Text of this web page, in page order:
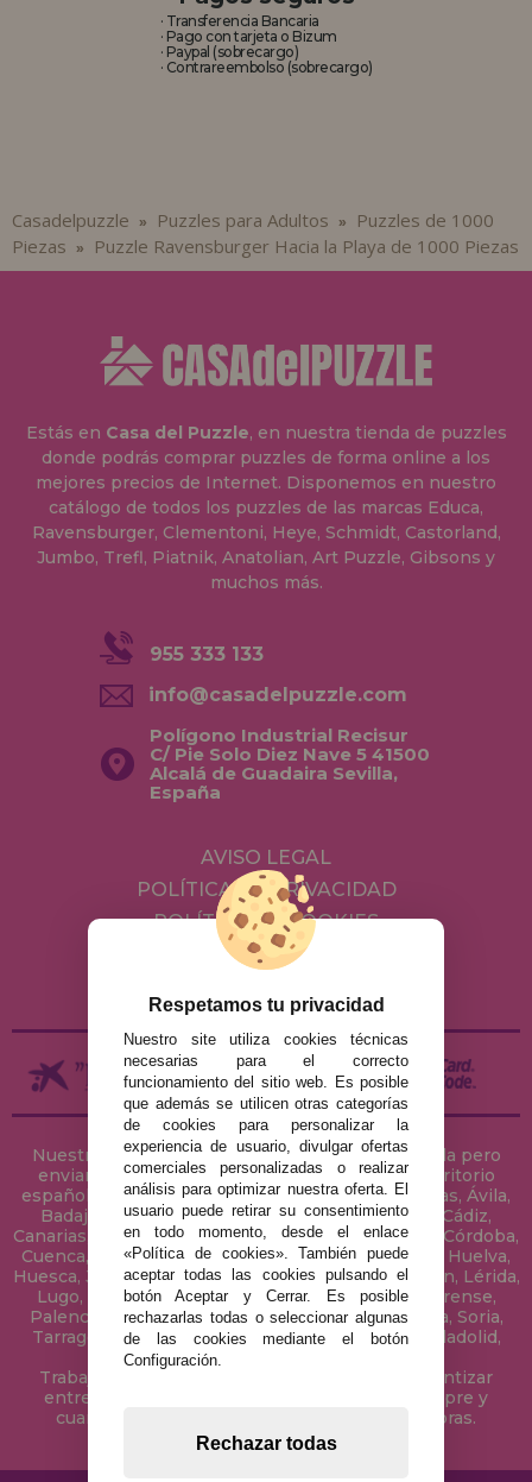
· Transferencia Bancaria
· Pago con tarjeta o Bizum
· Paypal (sobrecargo)
· Contrareembolso (sobrecargo)
Casadelpuzzle » Puzzles para Adultos »
Puzzles de 1000
Piezas » Puzzle Ravensburger Hacia la Playa de 1000 Piezas
Estás en Casa del Puzzle, en nuestra tienda de puzzles
donde podrás comprar puzzles de forma online a los
mejores precios de Internet. Disponemos en nuestro
catálogo de todos los puzzles de las marcas Educa,
Ravensburger, Clementoni, Heye, Schmidt, Castorland,
Jumbo, Trefl, Piatnik, Anatolian, Art Puzzle, Gibsons y
muchos más.
955 333 133
info@casadelpuzzle.com
Polígono Industrial Recisur
C/ Pie Solo Diez Nave 5 41500
Alcalá de Guadaira Sevilla,
España
AVISO LEGAL
POLÍTICA DE PRIVACIDAD
POLÍTICA DE COOKIES
ENVÍOS Y DEVOLUCIONES
Nuestra tienda de puzzles está ubicada en Sevilla pero
enviamos tus puzzles a cualquier ciudad del territorio
español: Álava, Albacete, Alicante, Almería, Asturias, Ávila,
Badajoz, Baleares, Barcelona, Burgos, Cáceres, Cádiz,
Canarias, Cantabria, Castellón, Ceuta, Ciudad Real, Córdoba,
Cuenca, Gerona, Granada, Guadalajara, Guipúzcoa, Huelva,
Huesca, Jaén, La Coruña, La Rioja, Las Palmas, Leon, Lérida,
Lugo, Madrid, Málaga, Melilla, Murcia, Navarra, Orense,
Palencia, Pontevedra, Salamanca, Segovia, Sevilla, Soria,
Tarragona, Tenerife, Teruel, Toledo, Valencia, Valladolid,
Vizcaya, Zamora y Zaragoza.
Trabajamos con Stocks permanentes para garantizar
entregas rápidas en territorio peninsular, siempre y
cuando el pedido se realice antes de las 18 horas.
Respetamos tu privacidad
Nuestro site utiliza cookies técnicas
necesarias para el correcto
funcionamiento del sitio web. Es posible
que además se utilicen otras categorías
de cookies para personalizar la
experiencia de usuario, divulgar ofertas
comerciales personalizadas o realizar
análisis para optimizar nuestra oferta. El
usuario puede retirar su consentimiento
en todo momento, desde el enlace
«Política de cookies». También puede
aceptar todas las cookies pulsando el
botón Aceptar y Cerrar. Es posible
rechazarlas todas o seleccionar algunas
de las cookies mediante el botón
Configuración.
Rechazar todas